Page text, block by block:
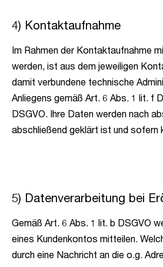
4) Kontaktaufnahme
Im Rahmen der Kontaktaufnahme
werden, ist aus dem jeweiligen
damit verbundene technische
Anliegens gemäß Art. 6 Abs. 1 lit. f
DSGVO. Ihre Daten werden nach
abschließend geklärt ist und sofern
5) Datenverarbeitung bei
Gemäß Art. 6 Abs. 1 lit. b DSGVO
eines Kundenkontos mitteilen.
durch eine Nachricht an die o.g.